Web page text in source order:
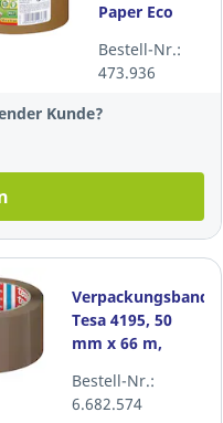
Paper Eco
x 50 m, braun
Bestell-Nr.:
473.936
Kunde?
Verpackungsband
Tesa 4195, 50
mm x 66 m,
à 6 Rollen
Bestell-Nr.:
6.682.574